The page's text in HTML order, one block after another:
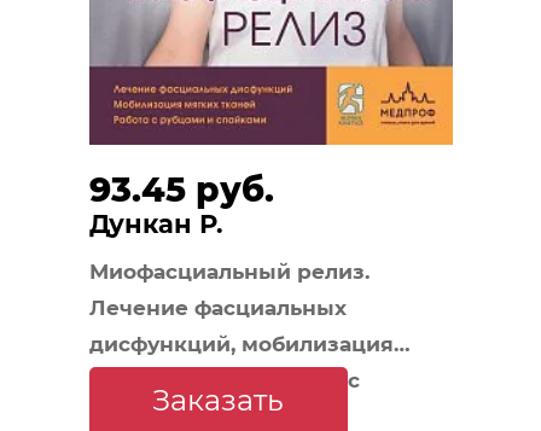
93.45 руб.
Дункан Р.
Миофасциальный релиз.
Лечение фасциальных
дисфункций, мобилизация
мягких тканей, работа с
рубцами и спайками
Заказать